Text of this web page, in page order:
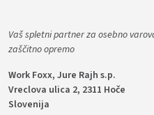
Vaš spletni partner za osebno
zaščitno opremo
Work Foxx, Jure Rajh s.p.
Vreclova ulica 2, 2311 Hoče
Slovenija